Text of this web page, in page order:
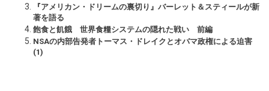
『アメリカン・ドリームの裏切り』バーレット＆スティールが新
著を語る
飽食と飢餓 世界食糧システムの隠れた戦い 前編
NSAの内部告発者トーマス・ドレイクとオバマ政権による迫害
(1)